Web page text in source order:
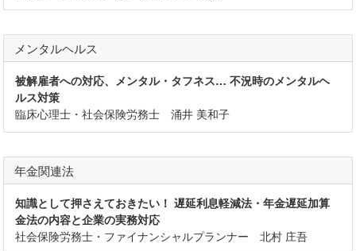
メンタルヘルス
被解雇者への対応、メンタル・タフネス… 不況時のメンタルヘ
ルス対策
臨床心理士・社会保険労務士 涌井 美和子
年金関連法
知識として押さえておきたい！ 遅延利息軽減法・年金遅延加算
金法の内容と企業の実務対応
社会保険労務士・ファイナンシャルプランナー 北村 庄吾